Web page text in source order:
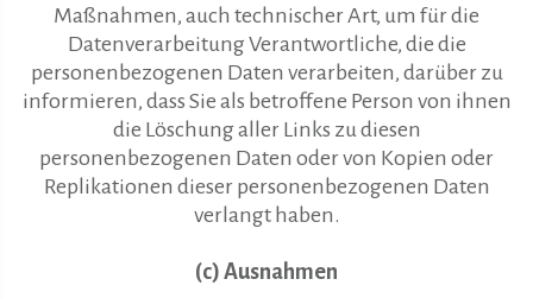
Maßnahmen, auch technischer Art, um für die
Datenverarbeitung Verantwortliche, die die
personenbezogenen Daten verarbeiten, darüber zu
informieren, dass Sie als betroffene Person von ihnen
die Löschung aller Links zu diesen
personenbezogenen Daten oder von Kopien oder
Replikationen dieser personenbezogenen Daten
verlangt haben.
(c) Ausnahmen